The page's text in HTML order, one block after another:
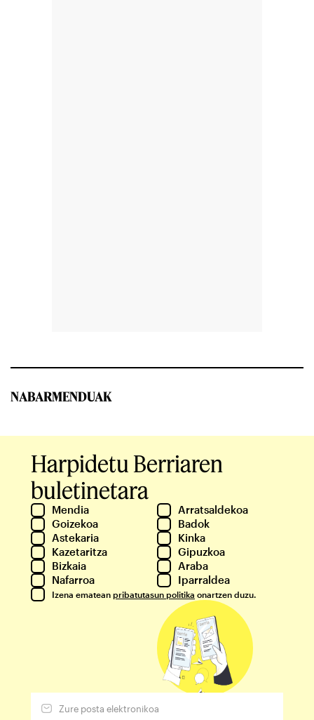
NABARMENDUAK
Harpidetu Berriaren
buletinetara
Mendia
Arratsaldekoa
Goizekoa
Badok
Astekaria
Kinka
Kazetaritza
Gipuzkoa
Bizkaia
Araba
Nafarroa
Iparraldea
Izena ematean pribatutasun politika onartzen duzu.